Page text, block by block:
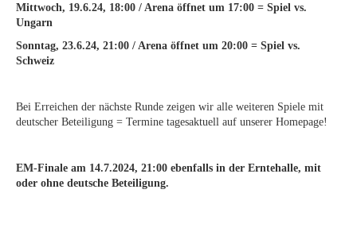
Mittwoch, 19.6.24, 18:00 / Arena öffnet um 17:00 = Spiel vs.
Ungarn
Sonntag, 23.6.24, 21:00 / Arena öffnet um 20:00 = Spiel vs.
Schweiz
Bei Erreichen der nächste Runde zeigen wir alle weiteren Spiele mit
deutscher Beteiligung = Termine tagesaktuell auf unserer Homepage!
EM-Finale am 14.7.2024, 21:00 ebenfalls in der Erntehalle, mit
oder ohne deutsche Beteiligung.